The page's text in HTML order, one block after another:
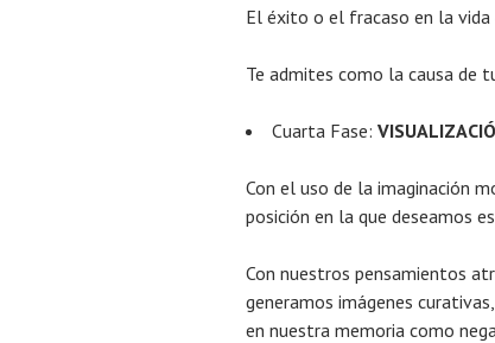
El éxito o el fracaso en la vida
Te admites como la causa de
Cuarta Fase:
Con el uso de la imaginación
posición en la que deseamos
Con nuestros pensamientos
generamos imágenes
en nuestra memoria como